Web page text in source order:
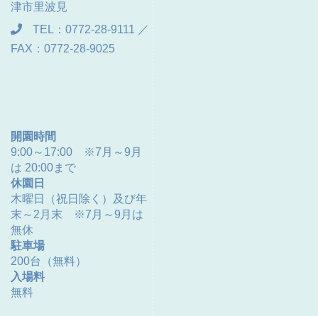
津市里波見
TEL：0772-28-9111 ／
FAX：0772-28-9025
開園時間
9:00～17:00 ※7月～9月
は 20:00まで
休園日
木曜日（祝日除く）及び年
末～2月末 ※7月～9月は
無休
駐車場
200台（無料）
入場料
無料